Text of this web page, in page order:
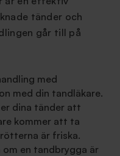
tänder och
går till på
med
med din tandläkare.
dina tänder att
kommer att ta
är friska.
en tandbrygga är